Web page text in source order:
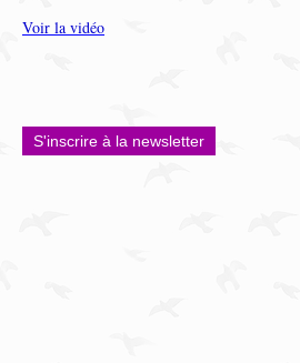
Voir la vidéo
S'inscrire à la newsletter